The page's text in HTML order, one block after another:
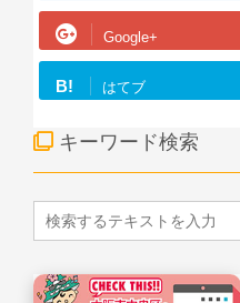
Google+
B! はてブ
キーワード検索